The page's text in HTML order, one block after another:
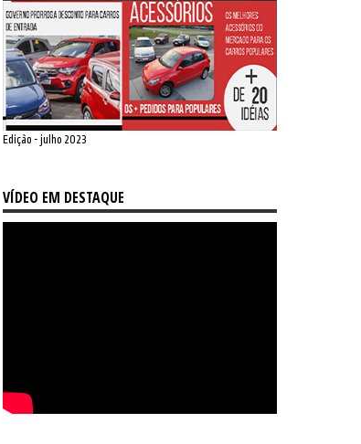
Edição - julho 2023
VÍDEO EM DESTAQUE